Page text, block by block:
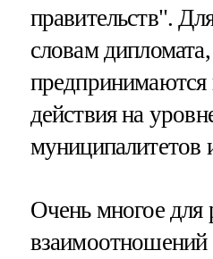
правительств".
словам дипломата,
предпринимаются
действия на
муниципалитетов
Очень многое для
взаимоотношений